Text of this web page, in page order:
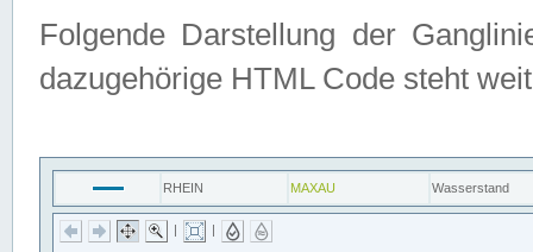
Folgende Darstellung der
dazugehörige HTML Code steht